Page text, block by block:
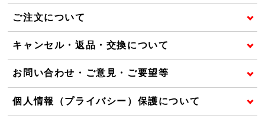
ご注文について
キャンセル・返品・交換について
お問い合わせ・ご意見・ご要望等
個人情報（プライバシー）保護について